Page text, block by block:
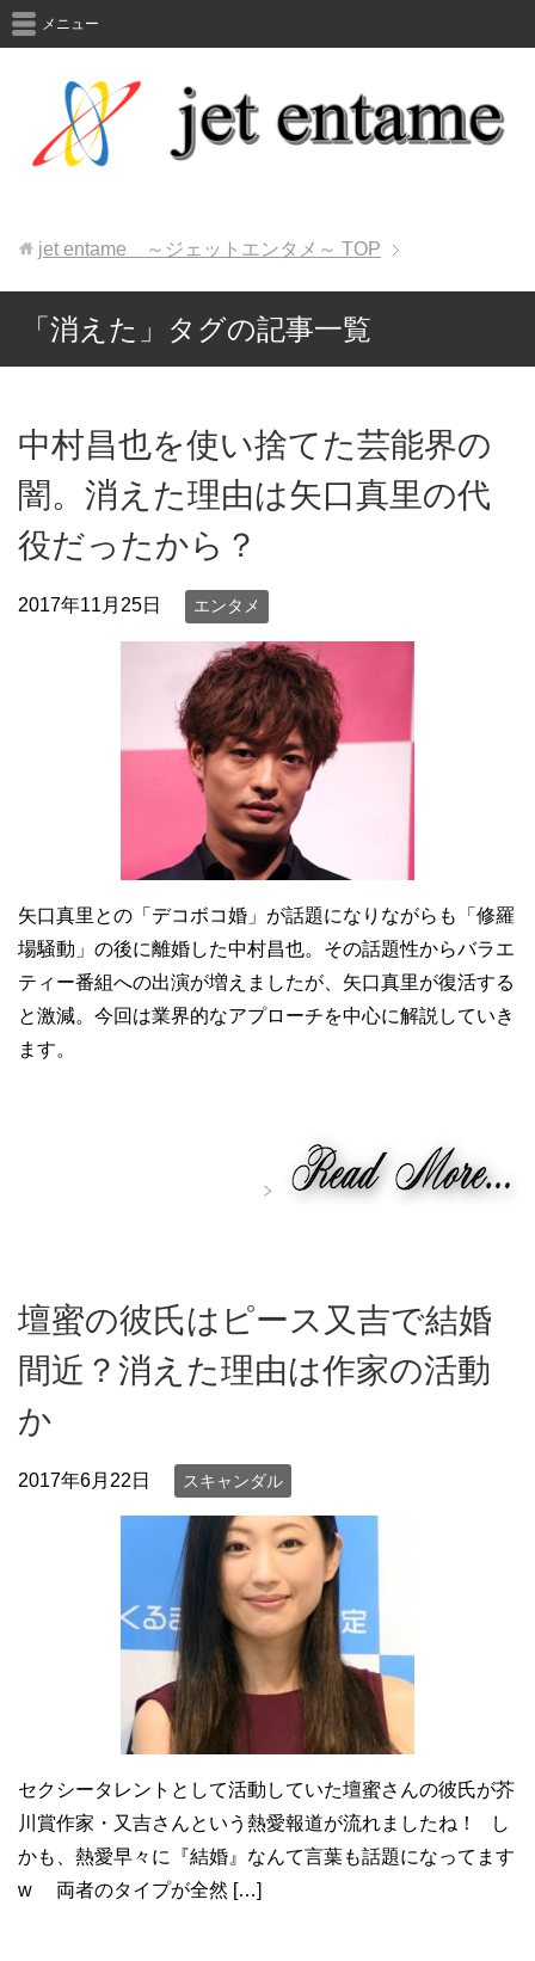
メニュー
jet entame ～ジェットエンタメ～ TOP
「消えた」タグの記事一覧
中村昌也を使い捨てた芸能界の
闇。消えた理由は矢口真里の代
役だったから？
2017年11月25日 エンタメ
矢口真里との「デコボコ婚」が話題になりながらも「修羅
場騒動」の後に離婚した中村昌也。その話題性からバラエ
ティー番組への出演が増えましたが、矢口真里が復活する
と激減。今回は業界的なアプローチを中心に解説していき
ます。
壇蜜の彼氏はピース又吉で結婚
間近？消えた理由は作家の活動
か
2017年6月22日 スキャンダル
セクシータレントとして活動していた壇蜜さんの彼氏が芥
川賞作家・又吉さんという熱愛報道が流れましたね！ し
かも、熱愛早々に『結婚』なんて言葉も話題になってます
w 両者のタイプが全然 […]